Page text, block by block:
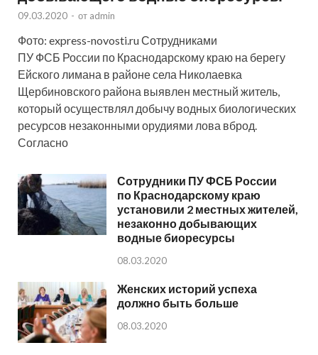
09.03.2020 - от admin
Фото: express-novosti.ru Сотрудниками
ПУ ФСБ России по Краснодарскому краю на берегу
Ейского лимана в районе села Николаевка
Щербиновского района выявлен местный житель,
который осуществлял добычу водных биологических
ресурсов незаконными орудиями лова вброд.
Согласно
Сотрудники ПУ ФСБ России
по Краснодарскому краю
установили 2 местных жителей,
незаконно добывающих
водные биоресурсы
08.03.2020
Женских историй успеха
должно быть больше
08.03.2020